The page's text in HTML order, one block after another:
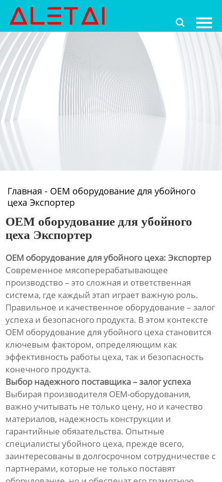

Главная
Продукция
Новости
О Hас
Контакты
Главная - OEM оборудование для убойного
цеха Экспортер
OEM оборудование для убойного
цеха Экспортер
OEM оборудование для убойного цеха: Экспортер
Современное мясоперерабатывающее
производство – это сложная и ответственная
система, где каждый этап играет важную роль.
Правильное и качественное оборудование – залог
успеха и безопасного продукта. В этом контексте
OEM оборудование для убойного цеха становится
ключевым фактором, определяющим как
эффективность работы цеха, так и безопасность
конечного продукта.
Выбор надежного поставщика – залог успеха
Выбирая производителя OEM-оборудования,
важно учитывать не только цену, но и качество
материалов, надежность конструкции и
гарантийные обязательства. Опытные
специалисты убойного цеха, прежде всего,
заинтересованы в долгосрочном сотрудничестве с
партнерами, которые не только поставят